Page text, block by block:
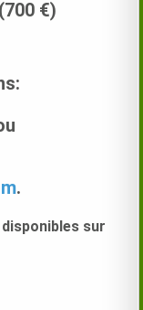
€)
.
sur